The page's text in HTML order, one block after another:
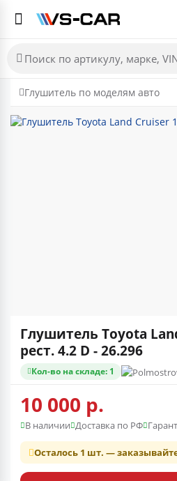
Глушитель по моделям авто
Глушитель Toyota
рест. 4.2 D - 26.296
Кол-во на складе: 1
10 000 р.
В наличии Доставка по РФ
Осталось 1 шт. —